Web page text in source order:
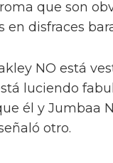
que son
en disfraces
NO está
luciendo
él y Jumbaa
otro.